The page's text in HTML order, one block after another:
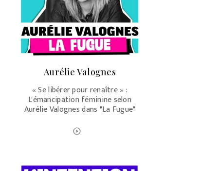
Aurélie Valognes
« Se libérer pour renaître » :
L'émancipation féminine selon
Aurélie Valognes dans "La Fugue"
play_circle_outline